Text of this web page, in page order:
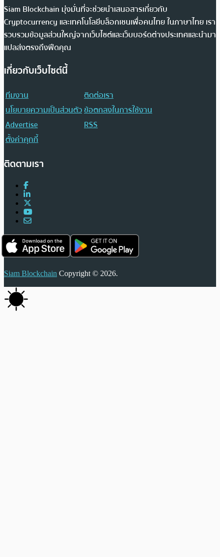
Siam Blockchain มุ่งมั่นที่จะช่วยนำเสนอสารเกี่ยวกับ
Cryptocurrency และเทคโนโลยีบล็อกเชนเพื่อคนไทย ในภาษาไทย เรา
รวบรวมข้อมูลส่วนใหญ่จากเว็บไซต์และเว็บบอร์ดต่างประเทศและนำมา
แปลส่งตรงถึงฟีดคุณ
เกี่ยวกับเว็บไซต์นี้
ทีมงาน
ติดต่อเรา
นโยบายความเป็นส่วนตัวข้อตกลงในการใช้งาน
Advertise
RSS
ตั้งค่าคุกกี้
ติดตามเรา
Siam Blockchain Copyright © 2026.